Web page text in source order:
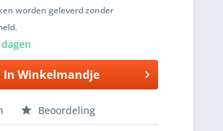
worden geleverd zonder
In Winkelmandje
Beoordeling